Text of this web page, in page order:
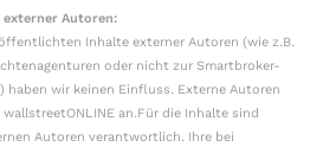
externer Autoren:
Inhalte externer Autoren (wie z.B.
oder nicht zur Smartbroker-
haben wir keinen Einfluss. Externe Autoren
an.Für die Inhalte sind
Autoren verantwortlich. Ihre bei